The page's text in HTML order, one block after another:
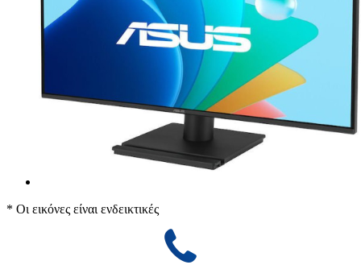
* Οι εικόνες είναι ενδεικτικές